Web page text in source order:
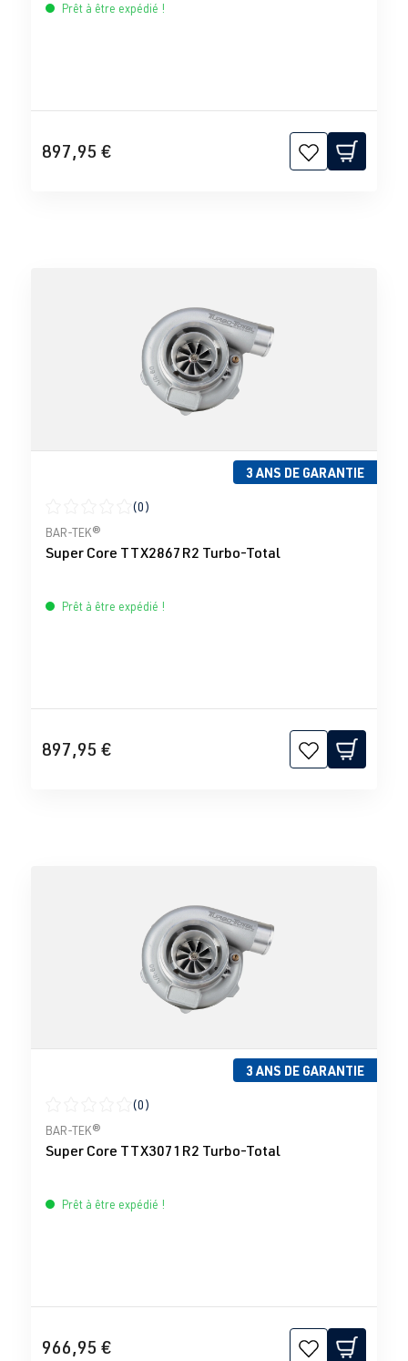
Prêt à être expédié !
897,95 €
3 ANS DE GARANTIE
Note moyenne de 0 sur 5 étoiles
(0)
BAR-TEK®
Super Core TTX2867R2 Turbo-Total
Prêt à être expédié !
897,95 €
3 ANS DE GARANTIE
Note moyenne de 0 sur 5 étoiles
(0)
BAR-TEK®
Super Core TTX3071R2 Turbo-Total
Prêt à être expédié !
966,95 €